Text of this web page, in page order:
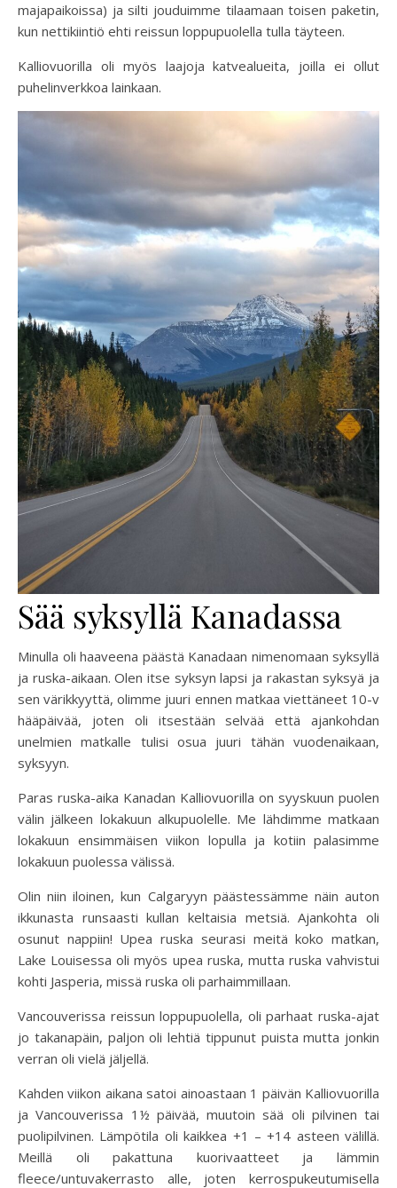
majapaikoissa) ja silti jouduimme tilaamaan toisen paketin,
kun nettikiintiö ehti reissun loppupuolella tulla täyteen.
Kalliovuorilla oli myös laajoja katvealueita, joilla ei ollut
puhelinverkkoa lainkaan.
Sää syksyllä Kanadassa
Minulla oli haaveena päästä Kanadaan nimenomaan syksyllä
ja ruska-aikaan. Olen itse syksyn lapsi ja rakastan syksyä ja
sen värikkyyttä, olimme juuri ennen matkaa viettäneet 10-v
hääpäivää, joten oli itsestään selvää että ajankohdan
unelmien matkalle tulisi osua juuri tähän vuodenaikaan,
syksyyn.
Paras ruska-aika Kanadan Kalliovuorilla on syyskuun puolen
välin jälkeen lokakuun alkupuolelle. Me lähdimme matkaan
lokakuun ensimmäisen viikon lopulla ja kotiin palasimme
lokakuun puolessa välissä.
Olin niin iloinen, kun Calgaryyn päästessämme näin auton
ikkunasta runsaasti kullan keltaisia metsiä. Ajankohta oli
osunut nappiin! Upea ruska seurasi meitä koko matkan,
Lake Louisessa oli myös upea ruska, mutta ruska vahvistui
kohti Jasperia, missä ruska oli parhaimmillaan.
Vancouverissa reissun loppupuolella, oli parhaat ruska-ajat
jo takanapäin, paljon oli lehtiä tippunut puista mutta jonkin
verran oli vielä jäljellä.
Kahden viikon aikana satoi ainoastaan 1 päivän Kalliovuorilla
ja Vancouverissa 1½ päivää, muutoin sää oli pilvinen tai
puolipilvinen. Lämpötila oli kaikkea +1 – +14 asteen välillä.
Meillä oli pakattuna kuorivaatteet ja lämmin
fleece/untuvakerrasto alle, joten kerrospukeutumisella